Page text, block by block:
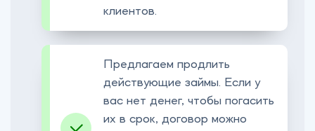
клиентов.
Предлагаем продлить
действующие займы. Если у
вас нет денег, чтобы погасить
их в срок, договор можно